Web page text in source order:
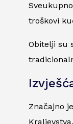
troškovi
Obitelji su
Značajno